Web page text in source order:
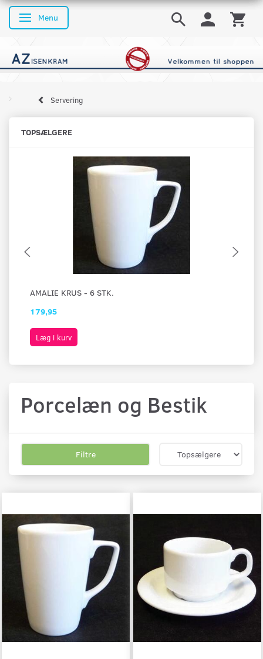
Skifte navigation
Menu
Servering
TOPSÆLGERE
AMALIE KRUS - 6 STK.
179,95
Læg i kurv
Porcelæn og Bestik
Filtre